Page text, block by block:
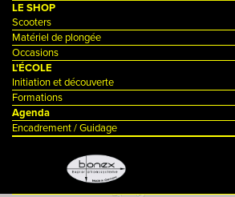
LE SHOP
Scooters
Matériel de plongée
Occasions
L'ÉCOLE
Initiation et découverte
Formations
Agenda
Encadrement / Guidage